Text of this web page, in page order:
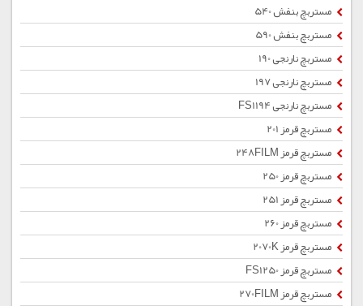
مستربچ بنفش 540
مستربچ بنفش 590
مستربچ نارنجی 190
مستربچ نارنجی 197
مستربچ نارنجی FS1194
مستربچ قرمز 201
مستربچ قرمز 248FILM
مستربچ قرمز 250
مستربچ قرمز 251
مستربچ قرمز 260
مستربچ قرمز 2070K
مستربچ قرمز FS1250
مستربچ قرمز 270FILM